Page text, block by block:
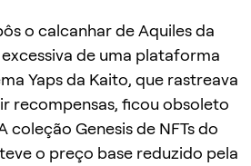
o calcanhar de Aquiles da
de uma plataforma
Yaps da Kaito, que rastreava
recompensas, ficou obsoleto
coleção Genesis de NFTs do
o preço base reduzido pela